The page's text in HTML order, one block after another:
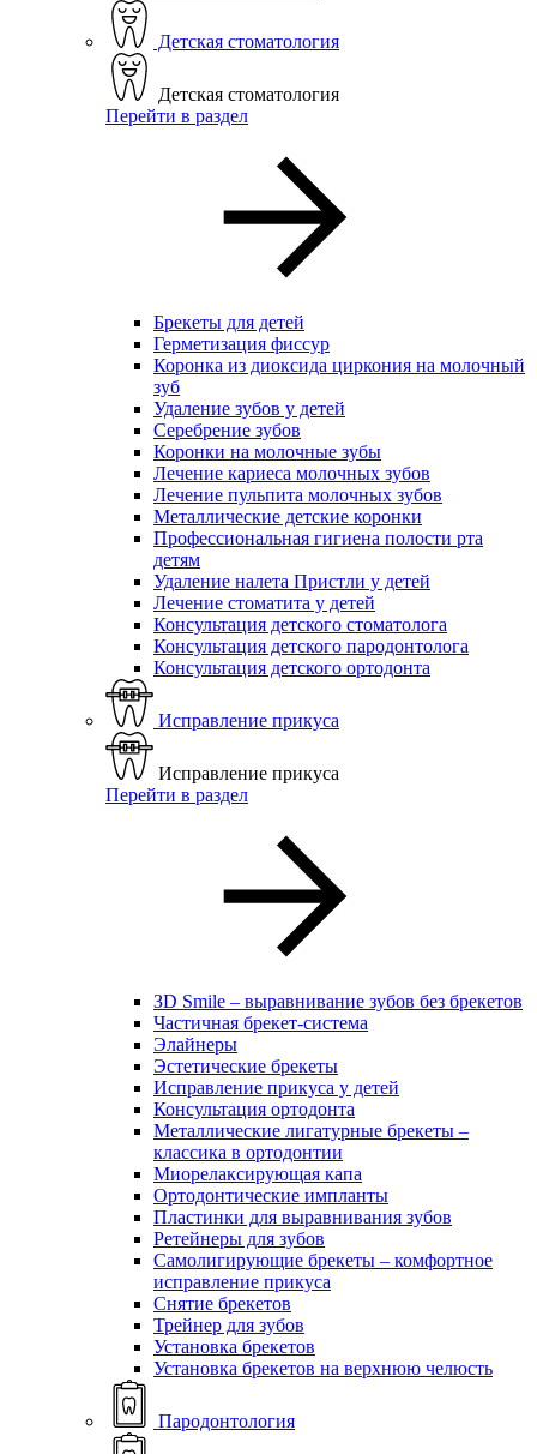
Детская стоматология
Детская стоматология
Перейти в раздел
Брекеты для детей
Герметизация фиссур
Коронка из диоксида циркония на молочный
зуб
Удаление зубов у детей
Серебрение зубов
Коронки на молочные зубы
Лечение кариеса молочных зубов
Лечение пульпита молочных зубов
Металлические детские коронки
Профессиональная гигиена полости рта
детям
Удаление налета Пристли у детей
Лечение стоматита у детей
Консультация детского стоматолога
Консультация детского пародонтолога
Консультация детского ортодонта
Исправление прикуса
Исправление прикуса
Перейти в раздел
ЗD Smile – выравнивание зубов без брекетов
Частичная брекет-система
Элайнеры
Эстетические брекеты
Исправление прикуса у детей
Консультация ортодонта
Металлические лигатурные брекеты –
классика в ортодонтии
Миорелаксирующая капа
Ортодонтические импланты
Пластинки для выравнивания зубов
Ретейнеры для зубов
Самолигирующие брекеты – комфортное
исправление прикуса
Снятие брекетов
Трейнер для зубов
Установка брекетов
Установка брекетов на верхнюю челюсть
Пародонтология